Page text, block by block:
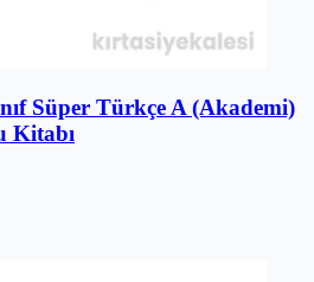
Süper Türkçe A (Akademi)
Kitabı